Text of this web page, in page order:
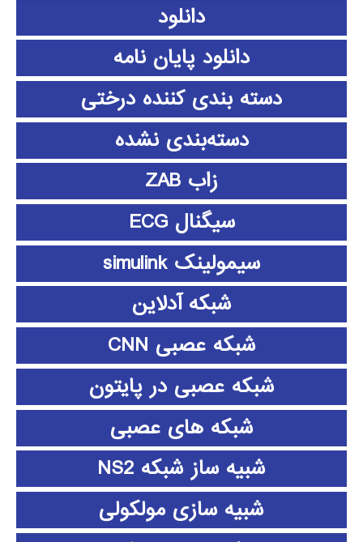
دانلود
دانلود پايان نامه
دسته بندی کننده درختی
دسته‌بندی نشده
زاب ZAB
سیگنال ECG
سیمولینک simulink
شبکه آدلاین
شبکه عصبی CNN
شبکه عصبی در پایتون
شبکه های عصبی
شبیه ساز شبکه NS2
شبیه سازی مولکولی